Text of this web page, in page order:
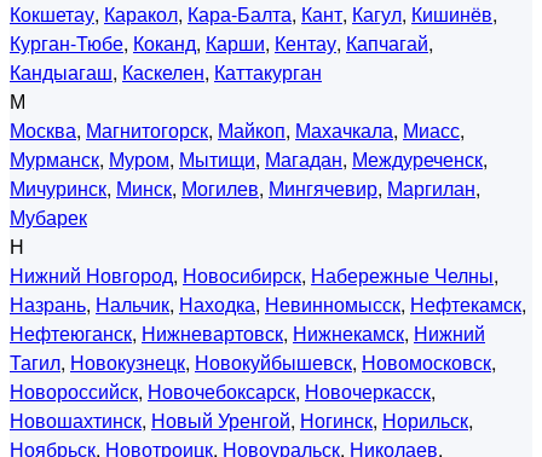
Кокшетау, Каракол, Кара-Балта, Кант, Кагул, Кишинёв,
Курган-Тюбе, Коканд, Карши, Кентау, Капчагай,
Кандыагаш, Каскелен, Каттакурган
М
Москва, Магнитогорск, Майкоп, Махачкала, Миасс,
Мурманск, Муром, Мытищи, Магадан, Междуреченск,
Мичуринск, Минск, Могилев, Мингячевир, Маргилан,
Мубарек
Н
Нижний Новгород, Новосибирск, Набережные Челны,
Назрань, Нальчик, Находка, Невинномысск, Нефтекамск,
Нефтеюганск, Нижневартовск, Нижнекамск, Нижний
Тагил, Новокузнецк, Новокуйбышевск, Новомосковск,
Новороссийск, Новочебоксарск, Новочеркасск,
Новошахтинск, Новый Уренгой, Ногинск, Норильск,
Ноябрьск, Новотроицк, Новоуральск, Николаев,